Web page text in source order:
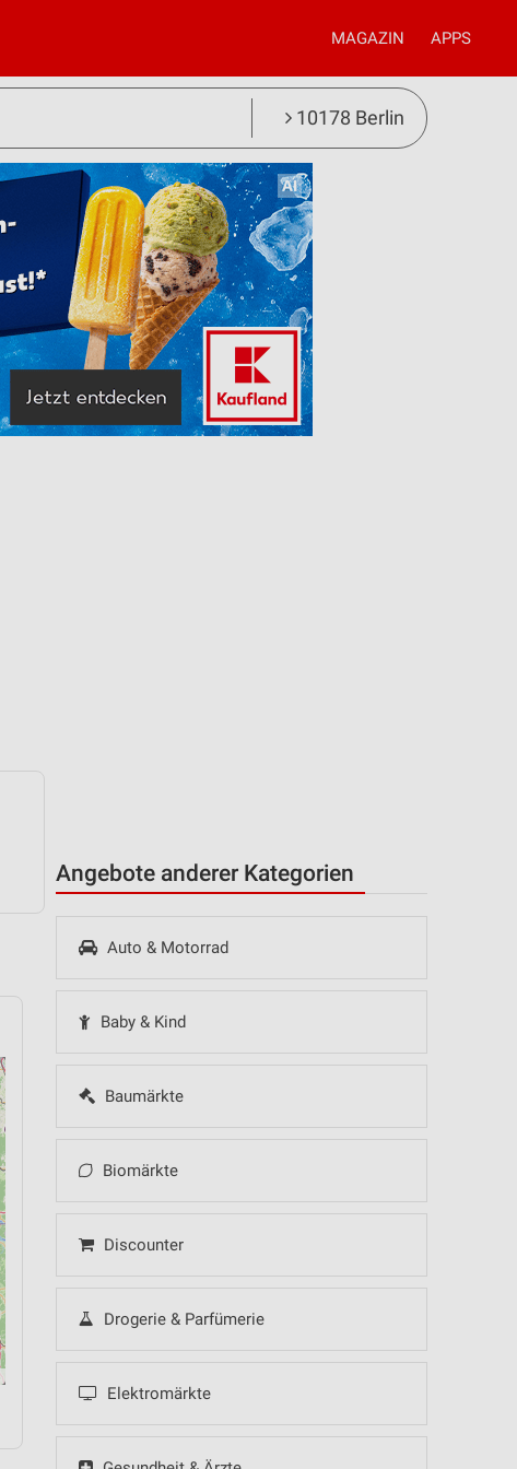
MAGAZIN APPS
10178 Berlin
Angebote anderer Kategorien
Auto & Motorrad
Baby & Kind
Baumärkte
Biomärkte
Discounter
Drogerie & Parfümerie
Elektromärkte